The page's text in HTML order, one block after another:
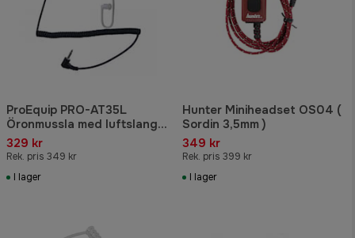
ProEquip PRO-AT35L
Öronmussla med luftslang
3,5mm
329 kr
Rek. pris 349 kr
I lager
Hunter Miniheadset OS04 (
Sordin 3,5mm )
349 kr
Rek. pris 399 kr
I lager